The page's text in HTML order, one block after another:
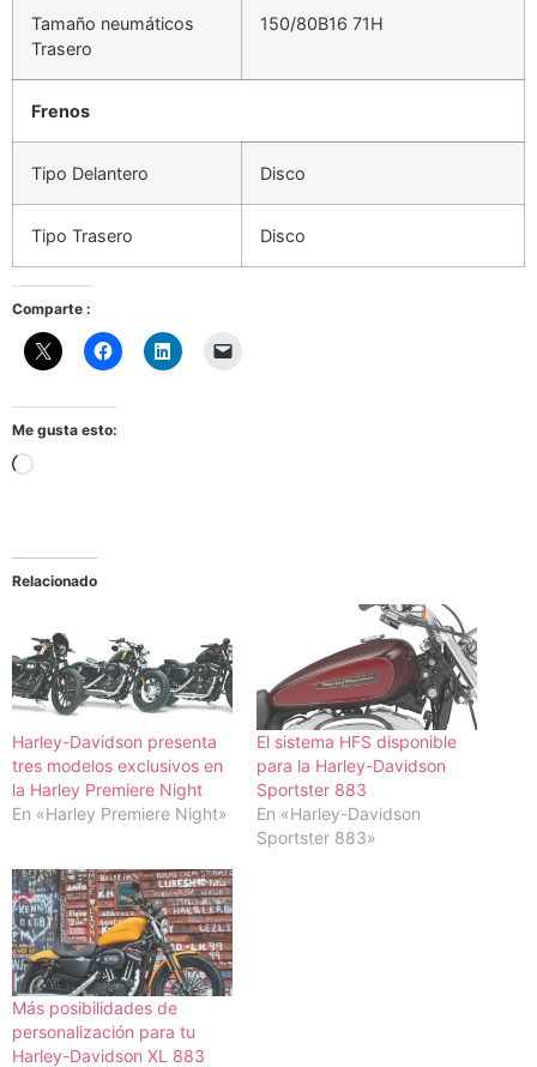
Tamaño neumáticos
Trasero
150/80B16 71H
Frenos
Tipo Delantero Disco
Tipo Trasero Disco
Comparte :
Me gusta esto:
Cargando...
Relacionado
Harley-Davidson presenta
tres modelos exclusivos en
la Harley Premiere Night
En «Harley Premiere Night»
El sistema HFS disponible
para la Harley-Davidson
Sportster 883
En «Harley-Davidson
Sportster 883»
Más posibilidades de
personalización para tu
Harley-Davidson XL 883